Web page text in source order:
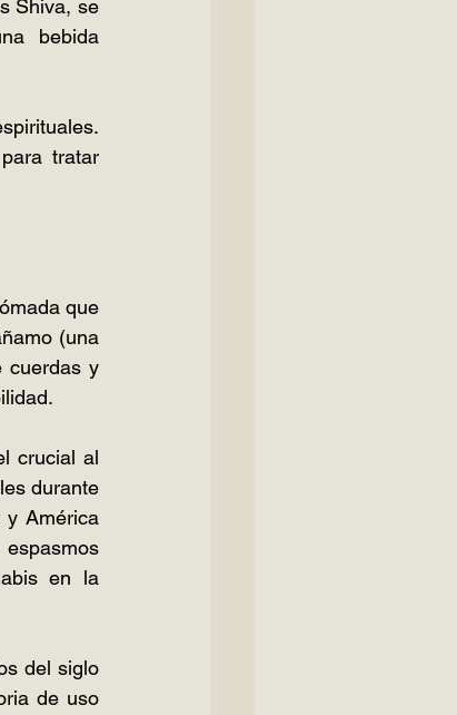
Shiva, se
bebida
tratar
que
(una
cuerdas y
crucial al
durante
y América
en la
del siglo
de uso